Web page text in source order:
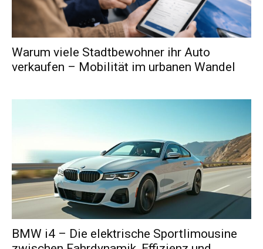
Warum viele Stadtbewohner ihr Auto
verkaufen – Mobilität im urbanen Wandel
BMW i4 – Die elektrische Sportlimousine